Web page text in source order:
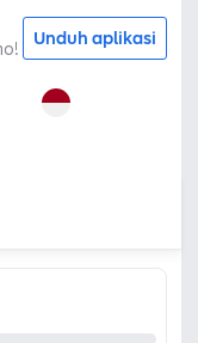
Unduh aplikasi
Diri